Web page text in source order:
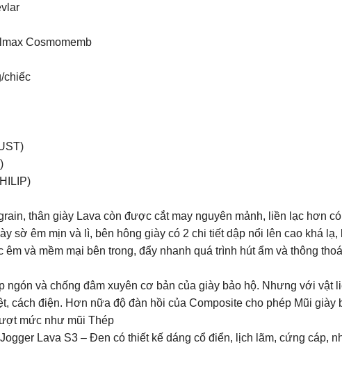
Cosmomemb
chiếc
thân giày Lava còn được cắt may nguyên mảnh, liền lạc hơn
sờ êm mịn và lì, bên hông giày có 2 chi tiết dập nổi lên cao khá lạ,
êm và mềm mại bên trong, đẩy nhanh quá trình hút ẩm và thông
ngón và chống đâm xuyên cơ bản của giày bảo hộ. Nhưng với vật
cách điện. Hơn nữa độ đàn hồi của Composite cho phép Mũi giày
mức như mũi Thép
Lava S3 – Đen có thiết kế dáng cổ điển, lịch lãm, cứng cáp,